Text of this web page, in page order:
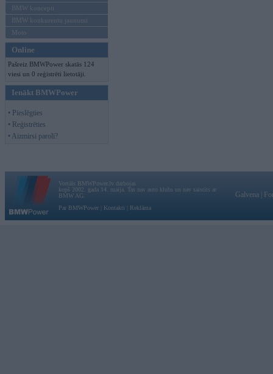
BMW koncepti
BMW konkurentu jaunumi
Moto
Online
Pašreiz BMWPower skatās 124
viesi un 0 reģistrēti lietotāji.
Ienākt BMWPower
• Pieslēgties
• Reģistrēties
• Aizmirsi paroli?
Vortāls BMWPower.lv darbojas
kopš 2002. gada 14. maija. Tas nav auto klubs un nav saistīts ar
BMW AG.
Par BMWPower
Kontakti Reklāma
Galvena